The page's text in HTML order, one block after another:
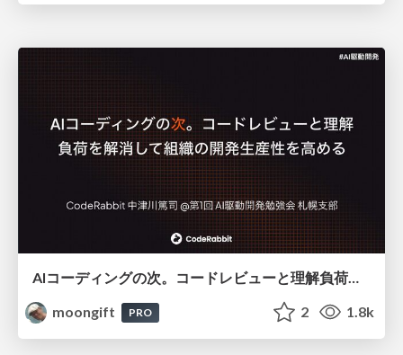
AIコーディングの次。コードレビューと理解負荷を解消して組織の開発生産性を高める
moongift
PRO 2 1.8k